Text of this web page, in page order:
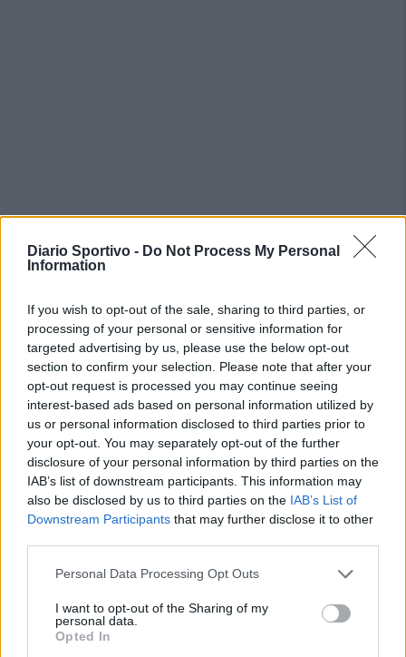
Diario Sportivo - Do Not Process My Personal
Information
If you wish to opt-out of the sale, sharing to third parties, or
processing of your personal or sensitive information for
targeted advertising by us, please use the below opt-out
section to confirm your selection. Please note that after your
opt-out request is processed you may continue seeing
interest-based ads based on personal information utilized by
us or personal information disclosed to third parties prior to
your opt-out. You may separately opt-out of the further
disclosure of your personal information by third parties on the
IAB’s list of downstream participants. This information may
also be disclosed by us to third parties on the IAB’s List of
Downstream Participants that may further disclose it to other
Personal Data Processing Opt Outs
I want to opt-out of the Sharing of my
personal data.
Opted In
Manuel Rinino e Samuele Vacca
6 Ago 2026
Il Buddusò in mani sicure con Mario Fadda, il
Monte Alma riparte da Ivano Falchi
5 Ago 2026
Le 5 sarde ancora nel girone G con 8 squadre
laziali, 4 campane e la novità dei molisani del
Venafro
6 Ago 2026
Anche il Fasano out e le ammissioni salgono
ripescate